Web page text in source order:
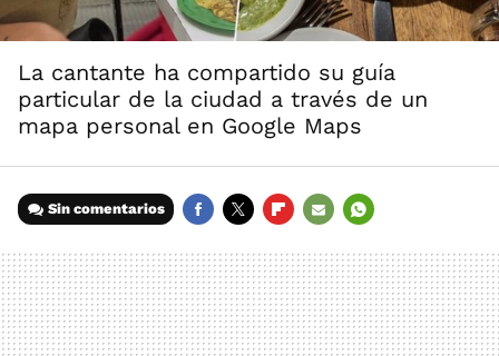
La cantante ha compartido su guía
particular de la ciudad a través de un
mapa personal en Google Maps
Sin comentarios
MAIL